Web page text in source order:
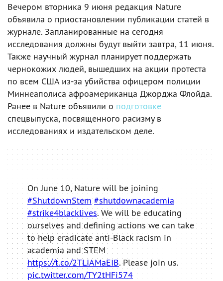
Вечером вторника 9 июня редакция Nature
объявила о приостановлении публикации статей в
журнале. Запланированные на сегодня
исследования должны будут выйти завтра, 11 июня.
Также научный журнал планирует поддержать
чернокожих людей, вышедших на акции протеста
по всем США из-за убийства офицером полиции
Миннеаполиса афроамериканца Джорджа Флойда.
Ранее в Nature объявили о подготовке
спецвыпуска, посвященного расизму в
исследованиях и издательском деле.
On June 10, Nature will be joining
#ShutdownStem #shutdownacademia
#strike4blacklives. We will be educating
ourselves and defining actions we can take
to help eradicate anti-Black racism in
academia and STEM
https://t.co/2TLIAMaEIB. Please join us.
pic.twitter.com/TY2tHFi574